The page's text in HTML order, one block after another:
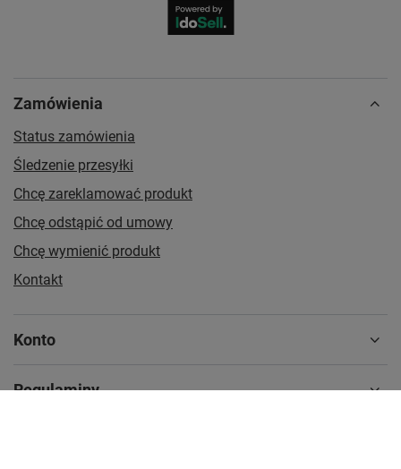
Zamówienia
Status zamówienia
Śledzenie przesyłki
Chcę zareklamować produkt
Chcę odstąpić od umowy
Chcę wymienić produkt
Kontakt
Konto
Regulaminy